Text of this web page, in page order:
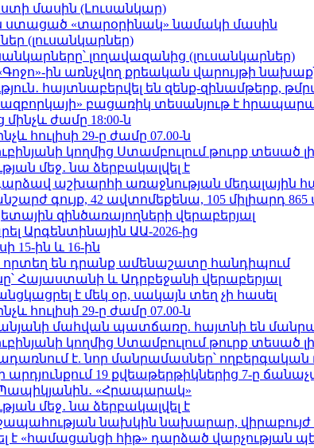
մասին (Լուսանկար)
ստացած «տարօրինակ» նամակի մասին
(լուսանկարներ)
լողավազանից (լուսանկարներ)
ին առնչվող քրեական վարույթի
հայտնաբերվել են զենք-զինամթերք,
բացառիկ տեսանյութ է
մինչև ժամը 18:00-ն
հուլիսի 29-ը ժամը 07.00-ն
կողմից Ստամբուլում թուրք տեսած
մեջ․ նա ձերբակալվել է
աշխարհի առաջնության մեդալային
գույք, 42 ավտոմեքենա, 105 միլիարդ 865
զինծառայողների վերաբերյալ
Արգենտինային ԱԱ-2026-ից
15-ին և 16-ին
են դրանք ամենաշատը հանդիպում
Հայաստանի և Ադրբեջանի վերաբերյալ
է մեկ օր, սակայն տեղ չի հասել
հուլիսի 29-ը ժամը 07.00-ն
մահվան պատճառը. հայտնի են
կողմից Ստամբուլում թուրք տեսած
է. նոր մանրամասներ՝ ողբերգական
19 քվեաթերթիկներից 7-ը
«Հրապարակ»
մեջ․ նա ձերբակալվել է
նախկին նախարար,
«համացանցի հիթ» դարձած վարչության